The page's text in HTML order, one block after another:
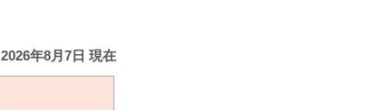
2026年8月7日 現在